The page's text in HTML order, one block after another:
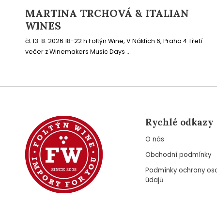
MARTINA TRCHOVÁ & ITALIAN
WINES
čt 13. 8. 2026 18-22 h Foltýn Wine, V Náklích 6, Praha 4 Třetí
večer z Winemakers Music Days ...
Rychlé odkazy
O nás
Obchodní podmínky
Podmínky ochrany
údajů